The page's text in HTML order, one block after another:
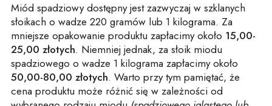
Miód spadziowy dostępny jest zazwyczaj w szklanych
słoikach o wadze 220 gramów lub 1 kilograma. Za
mniejsze opakowanie produktu zapłacimy około 15,00-
25,00 złotych. Niemniej jednak, za słoik miodu
spadziowego o wadze 1 kilograma zapłacimy około
50,00-80,00 złotych. Warto przy tym pamiętać, że
cena produktu może różnić się w zależności od